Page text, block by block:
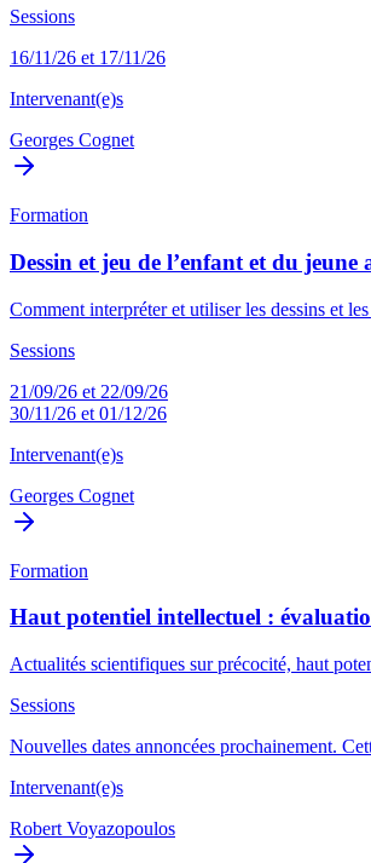
Sessions
16/11/26 et 17/11/26
Intervenant(e)s
Georges Cognet
Formation
Dessin et jeu de l’enfant et du
Comment interpréter et utiliser les dessins et
Sessions
21/09/26 et 22/09/26
30/11/26 et 01/12/26
Intervenant(e)s
Georges Cognet
Formation
Haut potentiel intellectuel :
Actualités scientifiques sur précocité, haut
Sessions
Nouvelles dates annoncées prochainement.
Intervenant(e)s
Robert Voyazopoulos